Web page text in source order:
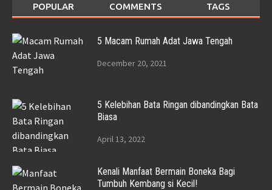
POPULAR COMMENTS TAGS
5 Macam Rumah Adat Jawa Tengah
December 20, 2021
5 Kelebihan Bata Ringan dibandingkan Bata
Biasa
April 13, 2022
Kenali Manfaat Bermain Boneka Bagi
Tumbuh Kembang si Kecil!